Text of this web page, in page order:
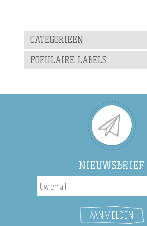
CATEGORIEEN
POPULAIRE LABELS
NIEUWSBRIEF